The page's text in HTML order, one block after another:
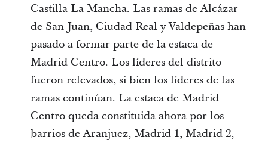
Castilla La Mancha. Las ramas de Alcázar
de San Juan, Ciudad Real y Valdepeñas han
pasado a formar parte de la estaca de
Madrid Centro. Los líderes del distrito
fueron relevados, si bien los líderes de las
ramas continúan. La estaca de Madrid
Centro queda constituida ahora por los
barrios de Aranjuez, Madrid 1, Madrid 2,